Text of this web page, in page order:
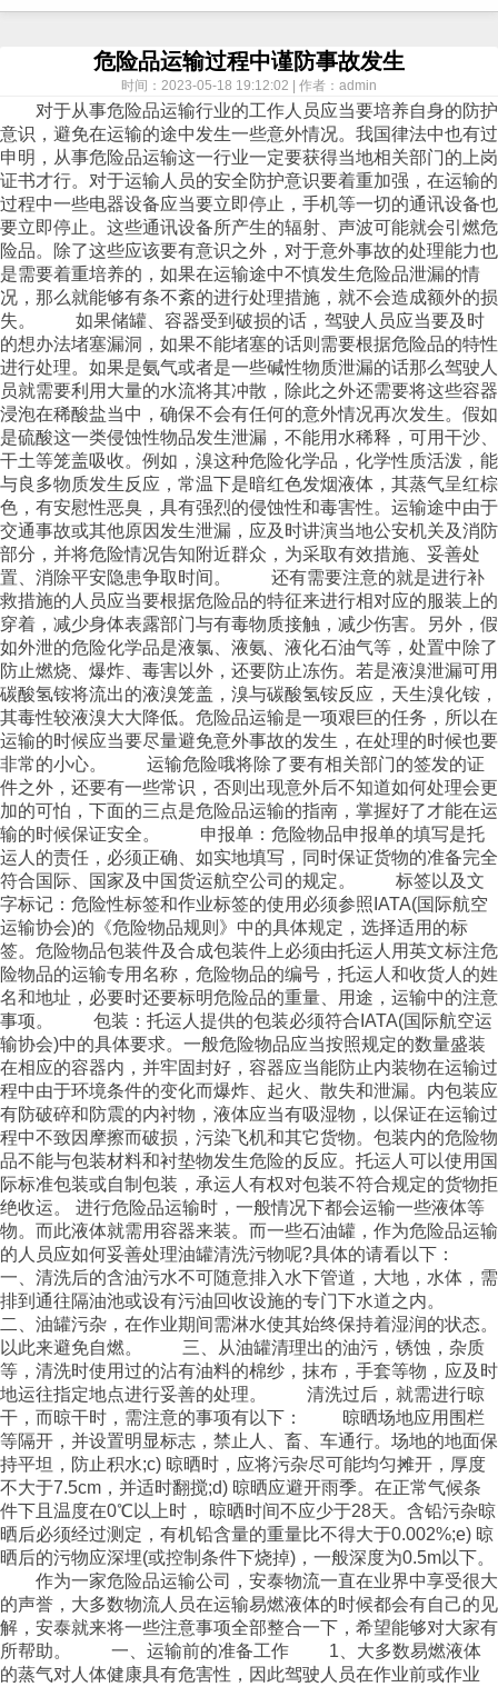
危险品运输过程中谨防事故发生
时间：2023-05-18 19:12:02 | 作者：admin
对于从事危险品运输行业的工作人员应当要培养自身的防护意识，避免在运输的途中发生一些意外情况。我国律法中也有过申明，从事危险品运输这一行业一定要获得当地相关部门的上岗证书才行。对于运输人员的安全防护意识要着重加强，在运输的过程中一些电器设备应当要立即停止，手机等一切的通讯设备也要立即停止。这些通讯设备所产生的辐射、声波可能就会引燃危险品。除了这些应该要有意识之外，对于意外事故的处理能力也是需要着重培养的，如果在运输途中不慎发生危险品泄漏的情况，那么就能够有条不紊的进行处理措施，就不会造成额外的损失。 如果储罐、容器受到破损的话，驾驶人员应当要及时的想办法堵塞漏洞，如果不能堵塞的话则需要根据危险品的特性进行处理。如果是氨气或者是一些碱性物质泄漏的话那么驾驶人员就需要利用大量的水流将其冲散，除此之外还需要将这些容器浸泡在稀酸盐当中，确保不会有任何的意外情况再次发生。假如是硫酸这一类侵蚀性物品发生泄漏，不能用水稀释，可用干沙、干土等笼盖吸收。例如，溴这种危险化学品，化学性质活泼，能与良多物质发生反应，常温下是暗红色发烟液体，其蒸气呈红棕色，有安慰性恶臭，具有强烈的侵蚀性和毒害性。运输途中由于交通事故或其他原因发生泄漏，应及时讲演当地公安机关及消防部分，并将危险情况告知附近群众，为采取有效措施、妥善处置、消除平安隐患争取时间。 还有需要注意的就是进行补救措施的人员应当要根据危险品的特征来进行相对应的服装上的穿着，减少身体表露部门与有毒物质接触，减少伤害。另外，假如外泄的危险化学品是液氯、液氨、液化石油气等，处置中除了防止燃烧、爆炸、毒害以外，还要防止冻伤。若是液溴泄漏可用碳酸氢铵将流出的液溴笼盖，溴与碳酸氢铵反应，天生溴化铵，其毒性较液溴大大降低。危险品运输是一项艰巨的任务，所以在运输的时候应当要尽量避免意外事故的发生，在处理的时候也要非常的小心。 运输危险哦将除了要有相关部门的签发的证件之外，还要有一些常识，否则出现意外后不知道如何处理会更加的可怕，下面的三点是危险品运输的指南，掌握好了才能在运输的时候保证安全。 申报单：危险物品申报单的填写是托运人的责任，必须正确、如实地填写，同时保证货物的准备完全符合国际、国家及中国货运航空公司的规定。 标签以及文字标记：危险性标签和作业标签的使用必须参照IATA(国际航空运输协会)的《危险物品规则》中的具体规定，选择适用的标签。危险物品包装件及合成包装件上必须由托运人用英文标注危险物品的运输专用名称，危险物品的编号，托运人和收货人的姓名和地址，必要时还要标明危险品的重量、用途，运输中的注意事项。 包装：托运人提供的包装必须符合IATA(国际航空运输协会)中的具体要求。一般危险物品应当按照规定的数量盛装在相应的容器内，并牢固封好，容器应当能防止内装物在运输过程中由于环境条件的变化而爆炸、起火、散失和泄漏。内包装应有防破碎和防震的内衬物，液体应当有吸湿物，以保证在运输过程中不致因摩擦而破损，污染飞机和其它货物。包装内的危险物品不能与包装材料和衬垫物发生危险的反应。托运人可以使用国际标准包装或自制包装，承运人有权对包装不符合规定的货物拒绝收运。 进行危险品运输时，一般情况下都会运输一些液体等物。而此液体就需用容器来装。而一些石油罐，作为危险品运输的人员应如何妥善处理油罐清洗污物呢?具体的请看以下： 一、清洗后的含油污水不可随意排入水下管道，大地，水体，需排到通往隔油池或设有污油回收设施的专门下水道之内。 二、油罐污杂，在作业期间需淋水使其始终保持着湿润的状态。以此来避免自燃。 三、从油罐清理出的油污，锈蚀，杂质等，清洗时使用过的沾有油料的棉纱，抹布，手套等物，应及时地运往指定地点进行妥善的处理。 清洗过后，就需进行晾干，而晾干时，需注意的事项有以下： 晾晒场地应用围栏等隔开，并设置明显标志，禁止人、畜、车通行。场地的地面保持平坦，防止积水;c) 晾晒时，应将污杂尽可能均匀摊开，厚度不大于7.5cm，并适时翻搅;d) 晾晒应避开雨季。在正常气候条件下且温度在0℃以上时， 晾晒时间不应少于28天。含铅污杂晾晒后必须经过测定，有机铅含量的重量比不得大于0.002%;e) 晾晒后的污物应深埋(或控制条件下烧掉)，一般深度为0.5m以下。 作为一家危险品运输公司，安泰物流一直在业界中享受很大的声誉，大多数物流人员在运输易燃液体的时候都会有自己的见解，安泰就来将一些注意事项全部整合一下，希望能够对大家有所帮助。 一、运输前的准备工作 1、大多数易燃液体的蒸气对人体健康具有危害性，因此驾驶人员在作业前或作业中，应加强集装箱、封闭式车厢的排气通风，以使易燃蒸气能有效地扩散，特别是在夏季，高温诱发空气中有害蒸气浓度加大，更应加强通风。 2、易燃液体蒸气与空气能形成爆炸性混合气体，遇明火会发生燃烧爆炸，因此在运输作业现场必须严禁烟火，作业现场应划定警戒区，一般半径30cm内不得有热源或明火，车辆应停靠稳妥，熄灭发动机，实施手制动，接好导除静电装置。 3、驾驶人员不得随身携带火种(如火柴、打火机)，应穿着不产生静电的工作服和不带铁钉的工作鞋。 4、根据所装货物的包装情况(如化学试剂、油漆等小包装物品)，备好防散失用具。 二、运输安全要求 1、运输易燃液体，车上人员不准吸烟，车辆不得接近明火及高温场所。装运易燃液体的罐车行驶时，导除静电装置应接地良好。 2、装运易燃液体的车辆，严禁搭乘无关人员不准吸烟，途中应经常检查车上货物的装载情况，如捆扎是否松动，包装件有否渗漏。发现异常情况时应及进采取有效措施。 3、夏季高温季节，当天天气预报气温在30℃以上时，应按照作业地规定的作业时间运输。若必须运输时，车上应有有效的遮阳设施，封闭式货厢应保持车厢通风良好。 4、应将车厢后门、侧门锁牢后方可运行车辆，不准敞开车门行驶。严禁超载运输。装有重瓶的车辆在处于静态停车时，应将车厢顶部的天窗全部敞开并锁好窗销，不准将天窗关闭。 三、灭火方法和撒漏处理 1、灭火方法 大部分易燃液体的密度小于水，且不溶于水，一旦发生火灾，用水扑救时因水会沉在燃烧着的液体下面，并能形成喷濺、漂流而扩大火灾;另外，易燃液体燃烧时所产生的热量较大，而其燃点又较低，很难使温度降低到其燃点以下。因此，消灭易燃液体火灾的最有效方法，是采用泡沫、二氧化碳、干粉、1211灭火器等扑救。 2、撒漏处理 易燃液体一旦发生撒漏时，应及时以砂土或松软材料覆盖吸咐后，集中至空旷安全处处理。覆盖时，特别要注意防止液体流入下水道、河道等地方，以防污染环境。更主要的是如果易燃液体浮在下水道或河流的水面上，其火灾隐情也很严重。在销毁收集物时，应充分注意燃烧时所产生的有毒气体对人体的危害，必要时应戴好防毒面具。 本文主要简单的介绍了一些常见的危险品种类，相信很多的朋友只知道易燃易爆、带有腐蚀性质的为危险品，其实分类还是有很多的，下文是由危险品运输有限公司安泰物流所整理，希望能够对大家有所帮助。 第一类、爆炸品。 本类货物系指在外界作用下(如受热、撞击等)，能发生剧烈的化学反应，瞬时产生大量的气体和热量，使周围压力急骤上升，发生爆炸，对周围环境造成破坏的物品，也包括无整体爆炸危险，但具有燃烧、抛射及较小爆炸危险，或仅产生热、光、音响或烟雾等一种或几种作用的烟火物品。 本类货物按危险性分为五项。具有整体爆炸危险的物质和物品;具有抛射危险，但无整体爆炸危险的物质和物品;具有燃烧危险和较小爆炸或较小抛射危险、或两者兼有，但无整体爆炸危险的物质和物品、无重大危险的爆炸物质和物品;本项货物危险性较小，万一被点燃或引燃，其危险作用大部分局限在包装件内部，而对包装件外部无重大危险、非常不敏感的爆炸物质;本项货物性质比较稳定，在着火试验中不会爆炸。 第二类、压缩气体和液化气体。 本类货物系指压缩、液化或加压溶解的气体，并应符合下述两种情况之一者：临界温度低于50℃时，或在50℃时，其蒸气压力大于291kPa的压缩或液化气体。温度在21.1℃时，气体的绝对压力大于275kPa，或在51.4℃时气体的绝对压力大于715kPa的压缩气体;或在37.8℃时，雷德蒸气压大于274kPa的液化气体或加压溶解的气体。 本类货物分为三项：易燃气体、不燃气体(指无毒、不燃气体、包括助燃气体)、有毒气体(毒性指标与第6类毒性指标相同)。 第三类、易燃液体。本类货物系指易燃的液体、液体混合物或含有固体物质的液体,但不包括由于其危险特性列入其它类别的液体。其闭杯试验闪点等于或低于61℃,但不同运输方式可确定本运输方式适用的闪点，而不低于45℃。 本类货物按闪点分为三项：低闪点液体，本项货物系指闭杯试验闪点低于-18℃的液体。中闪点液体，本项货物系指闭杯试验闪点在-18℃至<23℃的液体。高闪点液体，本项货物系指闭杯试验闪点在23℃至61℃的液体。 第四类、易燃固体、易燃物品和遇湿易燃物品。 第1项 易燃固体，本项货物系指燃点低，对热、撞击、摩擦敏感，易被外部火源点燃，燃烧迅速，并可能散发出有毒烟雾或有毒气体的固体，但不包括已列入爆炸品的物质。 第2项 自燃物品，本项货物系指自燃点低，在空气中易于发生氧化反应，放出热量，而自行燃烧的物品。 第3项 遇湿易燃物品，本项货物系指遇水或受潮时，发生剧烈化学反应，放出大量的易燃气体和热量的物品。有些不需明火，即能燃烧或爆炸。 第五类、氧化剂和有机过氧化物。 第1项 氧化剂，本项货物系指处于高氧化态，具有强氧化性，易分解并放出氧和热量的物质。包括含有过氧基的有机物，其本身不一定可燃，但能导致可燃物的燃烧，与松软的粉末状可燃物能组成爆炸性混合物，对热、震动或摩擦较敏感。 第2项 有机过氧化物，本项货物系指分子组成中含有过氧基的有机物，其本身易燃易爆，极易分解， 对热、震动或摩擦极为敏感。 第六类、毒害品和感染性物品 第1项 毒害品，本项货物系指进入肌体后，累积达一定的量，能与体液和组织发生生物化学作用或生物物理学变化，扰乱或破坏肌体的正常生理功能，引起暂时性或持久性的病理状态，甚至危及生命的物品。经口摄取半数致死量：固体LD50≤500mg/kg，液体 LD50≤2000mg/kg;经皮肤接触24h，半数致死量LD50≤1000mg/kg;粉尘、烟雾及蒸气吸入半数致死浓度LC50≤10mg/L的固体或液体，以及列入危险货物品名表的农药。 第2项 感染性物品，本项货物系指含有致病的微生物，能引起病态，甚至死亡的物质。 第七类、放射性物品。本类货物系指放射性比活度大于7.4×10 4Bq/kg的物品。 第八类、腐蚀品。本类货物系指能灼伤人体组织并对金属等物品造成损坏的固体或液体。与皮肤接触在4h内出现可见坏死现象，或温度在55℃时，对20号钢的表面均匀年腐蚀率超过6.25mm/a的固体或液体。 本类货物按化学性质分为三项：酸性腐蚀品、碱性腐蚀品、其它腐蚀品。 第九类、杂类。本类货物系指在运输过程中呈现的危险性质不包括在上述八类危险性中的物品。 本类货物分为两项： 第1项 磁性物品，本项货物系指航空运输时，其包件表面任何一点距2.1m处的磁场强度 H≥0.159A/m。 第2项 另行规定的物品，本项货物系指具有麻醉、毒害或其它类似性质，能造成飞行机组人员情绪烦燥或不适，以致影响飞行任务的正确执行，危及飞行安全的物品。 想要确保危险品能够正常的运输那么就需要从小细节开始抓起，将所有的小细节全部的了解到，那么才能保证运输的途中万无一失。危险品一般都会具备腐蚀性、自然性、易燃性、毒害性、爆炸性等性质，因此这之中的小细节就显得特别的重要。 注意清厢。危险品卸车后应清扫车上残留物，被危险品污染过的车辆及工具必须洗刷清毒。未经彻底清毒，严禁装运食用、药用物品、饲料及动植物。 注意包装。危险品在装运前应根据其性质、运送路程、沿途路况等采用安全的方式包装好。包装必须牢固、严密，在包装上做好清晰、规范、易识别的标志。 注意防火。危货运输忌火，危险品在装卸时应使用不产生火花的工具，车厢内严禁吸烟，车辆不得靠近明火、高温场所和太阳暴晒的地方。装运石油类的油罐车在停驶、装卸时应安装好地线，行驶时，应使地线触地，以防静电产生火灾。 注意用车。装运危险品必须选用合适的车辆，爆炸品、一级氧化剂、有机氧化物不得用全挂汽车列车、三轮机动车、摩托车、人力三轮车和自行车装运;爆炸器、一级氧化剂、有机过氧物、一级易燃品不得用拖拉机装运。除二级固定危险品外，其它危险品不得用自卸汽车装运。 注意驾驶。装运危险品的车辆，应设置GB13392-92《道路运输危险货物车辆标志》规定的标志。汽车运行必须严格遵守交通、消防、治安等法规，应控制车速，保持与前车的距离，遇有情况提前减速，避免紧急刹车，严禁违章超车，确保行车安全。 注意停放。装载危险品的车辆不得在学校、机关、集市、名胜古迹、风景游览区停放，如必须在上述地区进行装卸作业或临时停车时，应采取安全措施，并征得当地公安部门的同意。停车时要留人看守，闲杂人员不准接近车辆，做到车在人在，确保车辆安全。 注意装卸。危险品装卸现场的道路、灯光、标志、消防设施等必须符合安全装卸的条件。装卸危险品时，汽车应在露天停放，装卸工人应注意自身防护，穿戴必需的防护用具。严格遵守操作规程，轻装、轻卸，严禁摔碰、撞击、滚翻、重压和倒置，怕潮湿的货物应用篷布遮盖，货物必须堆扎牢固。不同性质的危险品不能同车混装，如雷管、炸药等切勿同装一车。 注意漏散。危险品在装运过程中出现漏散现象时，应根据危险品的不同性质，进行妥善处理。爆炸品散落时，应将其移至安全处，修理或更换包装，对漏散的爆炸品及时用水浸湿，请当地公安消防人员处理;储存压缩气体或液化气体的罐体出现泄漏时，应将其移至通风场地，向漏气钢瓶浇水降温;液氨漏气时，可浸入水中。其它剧毒气体应浸入石灰水中。易燃固体物品散落时，应迅速将散落包装移于安全处所，黄磷散落后应立即浸入水中，金属钠、钾等必须浸入盛有煤油或无水液体石腊的铁桶中;易燃液体渗漏时，应及时将渗漏部位朝上，并及时移至安全通风场所修补或更换包装，渗漏物用黄砂、干土盖没后扫净。 危险品是易燃易爆有强烈腐蚀性的物品的统称，危险品的运输存在巨大的危险性，稍不注意可能会造成物资损失或者人员伤亡，根据不同的性质危险品分为以下几种。危险品运输是特种运输的一种，是指专门组织或技术人员对非常规物品使用特殊车辆进行的运输。一般只有经过国家相关职能部门严格审核，并且拥有能保证安全运输危险货物的相应设施设备，才能有资格进行危险品运输。 依据GB13690-92 《常用危险化学品的分类及标志》和GB6944-86《危险货物分类和品名编号》两个国家标准将化学品按其危险性分为8大类： ① 爆炸品②压缩气体和液化气体③ 易燃液体④ 易燃固体、自燃物品和遇湿易燃物品 ⑤氧化剂和有机过氧化物⑥ 毒害品和感染性物品⑦ 放射性物品 ⑧腐蚀品。 夏季是高温天气，如果是进行危险品运输的话应当要注意一些特别情况的发生。夏季的气温是非常高的，如果运输危险品的货车是行驶在柏油路上面的话就要非常的小心了，强烈的阳光照射在柏油路上面，柏油的的燃点是比较低的，柏油可能就会软化，温度急速增高，所以这对于装载有危险品的货车是非常危险的。 危险品运输公司所要采取的策略就是要求危险品运输员不能随意更换自己的车辆，而且在火车上面还要增加一些灭火的设备，不仅如此对于汽车的电路要做好修改，将原有的电路修改一下，不然的话可能汽车内部的电荷会直线增加，如果再碰上高温天气的话，汽车自燃那便是很轻易的事情了。如果运输人员喜欢抽烟的话，那么最好还是在运输的途中将自己的烟瘾憋一憋吧，高温的天气再加上明火，那岂不是会非常的危险。另外，香水、杀虫剂等等也不能在车内出现，驾驶人员在休息的时候最好将汽车停在阴凉处，要确保停车的地方过往的人员比较少，确保发生意外情况的话不会伤害到其他人。 日前，在交通运输部道路运输司的“危险货物道路运输安全管理”讨论活动上，长安大学教授刘浩学、交通运输部公路科学研究院汽车运输技术研究中心副主任周炜、北京市交通委员会运输管理局副局长于傑介绍了危险品罐式车辆结构安全性和北京市危险货物道路运输安全管理的先进经验。 有消息称，《道路危险货物运输管理规定》（以下简称《危规》）有望在年内完成修订并实施，在专职安全管理员配备、剧毒和爆炸品从业人员管理、企业安全评估等方面作出更高的要求。 近日，《商用汽车新闻》记者致电周炜，在进一步深入了解后得知，出于对政策出台的慎重考虑，已经送审的《危规》目前正处于广泛征求意见阶段。征求意见结束后，会对部分内容作出修改、补充，预计将于明年三四月宣贯实施。 更广泛地征求意见 交通运输部道路运输司司长李刚在讨论活动上表示，下一步将更加重视5个方面的工作：推动《危规》尽快出台；研究修订《危险货物道路运输车辆标志》（以下简称《标志》）等标准，进一步提高危险货物道路运输车辆标志的警示性，规范标志的管理与使用；做好危险货物道路运输企业安全评估工作，先期选取一些企业进行试点；加强对有关问题的研究，如危险品运输车辆的技术标准、综合性能检测站如何把好检测关等问题；以贯彻落实《危规》为核心，加强危险货物运输管理，包括督促危险货物道路运输企业履行安全生产主体责任、提高危险品运输企业准入门槛、提高运输车辆技术水平、进一步提高从业人员素质、加强危险货物运输过程动态监管、提高应急处置能力等。 “此次对《危规》的修订主要是针对危险货物运输管理，对危险货物装卸、运输过程、运输装备、人员管理、企业管理和救援等相关内容进行更新和修订。”周炜告诉《商用汽车新闻》记者。 对于本次修订，周炜认为主要有四个方面的意义。一是区别于其他任何一种物品运输，危险货物运输对空气、土壤、流域等环境污染影响较大，环保要求很高，对于危险货物运输的要求也越来越高；二是危险货物在运输过程中容易出现问题，如延安“8·26”事故等近几年频发的重大交通事故均与危险货物运输有关；三是危险货物运输车辆本身存在较多问题，需要站在用户角度对结构设计等车辆本身提出更高的要求；四是危险货物运输行业的人员管理也存在需要加强和规范的地方。 “比如对于具有职业资格的危险货物押运人员来说，要他们掌握2000~3000种危险货物处置方法几乎是不可能的，难度很大。这就需要我们采用分类、分级方式，按照级别去进行人员教育和培训。”周炜举例说：“在这个背景下，我们主要采取两个措施：一是对危险货物运输企业提出更高要求，对他们进行评级评定，另外就是对行业从业人员进行评级评定。这两条措施是强制的、约束性的。除此之外，我们对车辆生产企业和车辆生产管理部门在危险货物运输车辆本身的安全和节能方面也要提出更高的要求和建议。” 《商用汽车新闻》记者了解到，《危规》已经送审，正在行业内部广泛征求意见。“本来年底就该出来，但考虑到政策在制定时会存在一些不科学和不合理的地方，需要更广泛征求意见，以免在执行阶段出现问题。因此，今年应该更慎重一些。”周炜解释说。 提高车辆可辨识度 对于李刚提到的加强对危险品运输车辆技术标准等问题的研究，周炜表示，危险品运输车辆原有的门槛较低，标准不具体、不明确，可实施性不强，且几乎没有对危险品运输车辆附属设备的要求，因此需要对车辆本身提出更高要求。 “‘8·26’延安事故是甲醇罐车液体泄漏造成的着火，如果大客车追尾的不是这种车辆，伤亡就很可能不会如此惨重。尽管涉事的甲醇罐车完全符合现有标准和法规，在生产和制造环节并没有问题，但是在使用环节上的问题导致事故的发生依然无法避免。”周炜认为，这一事故也说明现有的技术标准约束性还不够，需要增加一些内容或是进一步提高和强化标准。“在这方面我们也借鉴了国外尤其是德国的一些危险货物运输管理经验，参考它们对车辆方面的一些要求而提出的。”他补充道。 《标志》的修订同样也是为了提升危险货物的运输安全。“我们在覆盖全国的20家企业展开了一个大型调研，调研对象涵盖汽车生产企业、危险品运输车辆标志生产企业以及危险货物运输公司和司机等。调研内容包括标志灯、标志牌、外观颜色和反光色带等外观标志以及一些接地线等。目前方案已经提交至交通部。”周炜说，危险货物道路运输车辆标志的辨识度较差，此次修订将力争做到使危险货物运输车辆无论在夜晚、雾天、雨天等任何时候都能被看到并明显辨识。 人、车、货排序有争议 为更好地完成《危规》的修订，先期试点企业名单也正在确定中。“危险货物运输企业内部涵盖了车辆管理、使用以及人员管理和运输过程管理等诸多方面，找一些有特色的企业进行试点，在试点中尽量多地发现和解决问题，这也是我们对于《危规》修订比较慎重的另一表现。”周炜介绍说。 一方面，法规的出台要慎重；另一方面，进度又不能太慢。行业乃至全社会对于危险货物运输安全管理非常关注，若《危规》迟迟不出台，不仅会让大众失望，也会影响管理工作的推进，造成不必要的损失。“所以在修订稿通过前我们就开始着手试点，没有具体确定试点企业范围，但大致覆盖全国重点危险货物运输企业。主要是考虑到地区差异，在运输过程中有不同的特点。”他表示。 业界对于此次修订颇为关注，目前交通部已收到一些对于《危规》修订的意见和建议。“有人建议个别条款拿出来单独约束，因为一个规定不可能将所有事情面面俱到，所以应该将规定里面大框架下的一些相关细则进一步扩展。此外，也有对一些说法和语言表述程度等提出意见和建议。”周炜告诉《商用汽车新闻》记者。 在反馈的意见中，争议较大或是反馈较多的是危险货物运输过程中人、车、货的先后次序问题。“这涉及到一个理念问题，即在危险货物运输大集合内谁最重要和先救谁的问题。”周炜解释说。他认为，鉴于危险货物运输事故后果的严重性，在人、车、货三者之间，货是最重要的，人次重要，最后才是车。 “如果剧毒化学品泄漏到河流、江水中，那就是一种生态灾难，很可能伤及无辜，将使更多人惨遭毒害。如果‘8·26’事故的司机不是刹车后将车停下自己走开，眼睁睁地看着36人被活活烧死，而是将车辆再往前开10～20米，就能少死10个人甚至更多。”周炜说：“这与客运的理念截然不同，客车运输的是人，什么都不如人重要。而对于危险品运输来说，驾驶员只是一个人，加上押运员是两个人，是为了更多的人还是为了个别的人，这其中差别很大。现行《危规》并未规定危险货物运输车辆驾驶员必须救其他车辆人员，因此从目前的法律法规上说，司机并无过错，只会受到一些道德上的谴责。但是我们渴望在今后的危险货物运输过程中，驾驶员或是押运员能够主动去减少伤亡的恶性程度。” 一、危险货物运输安全 1、对驾驶人员的基本要求：职业道德方面的基本要求：钻研业务、 认真负责。 2、危货运输驾驶员基本条件：初中以上学历。2年以上安全驾驶经历或者5万公里以上无责任事故行车里程，身体健康、思想素质高。 3、对车辆、设备和标志的要求。车辆的安全设施要求：排气管火花熄灭器、电源总开关、导静电拖地带、消防器材、危险品标志灯、标志牌。车型的要求：根据不同的运输对象采用。 4、道路危险货物运输注意事项：注意速度和安全距离。严禁疲劳驾驶，随时检